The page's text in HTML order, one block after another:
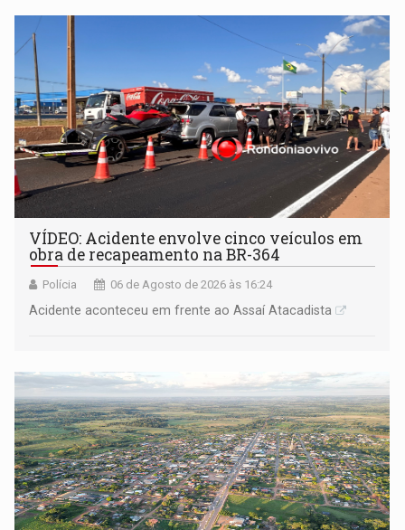
VÍDEO: Acidente envolve cinco veículos em
obra de recapeamento na BR-364
Polícia 06 de Agosto de 2026 às 16:24
Acidente aconteceu em frente ao Assaí Atacadista